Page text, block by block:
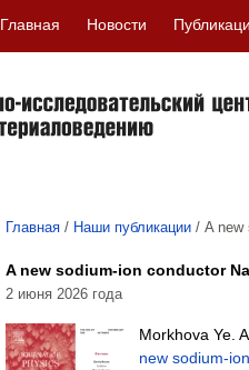
Главная Новости
Главная / Наши публикации / A new
A new sodium-ion conductor Na
2 июня 2026 года
Morkhova Ye.
new sodium-